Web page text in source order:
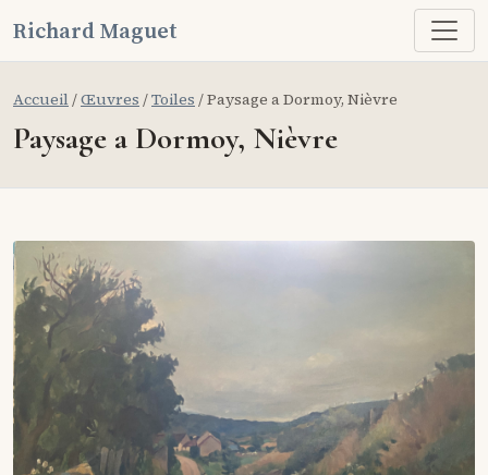
Richard Maguet
Accueil/Œuvres /Toiles / Paysage a Dormoy, Nièvre
Paysage a Dormoy, Nièvre